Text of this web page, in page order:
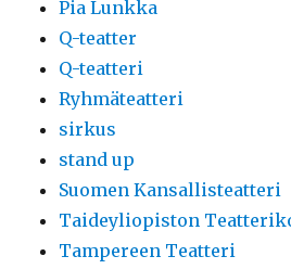
Pia Lunkka
Q-teatter
Q-teatteri
Ryhmäteatteri
sirkus
stand up
Suomen Kansallisteatteri
Taideyliopiston
Tampereen Teatteri